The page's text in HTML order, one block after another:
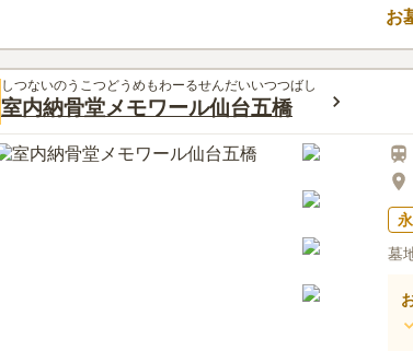
お
しつないのうこつどうめもわーるせんだいいつつばし
室内納骨堂メモワール仙台五橋
墓